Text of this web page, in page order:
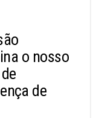
o nosso
de